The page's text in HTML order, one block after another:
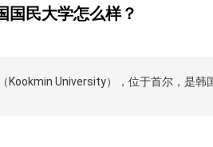
国民大学怎么样？
Kookmin University），位于首尔，是韩